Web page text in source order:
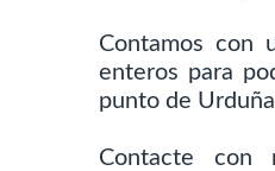
Contamos con
enteros para
punto de
Contacte con